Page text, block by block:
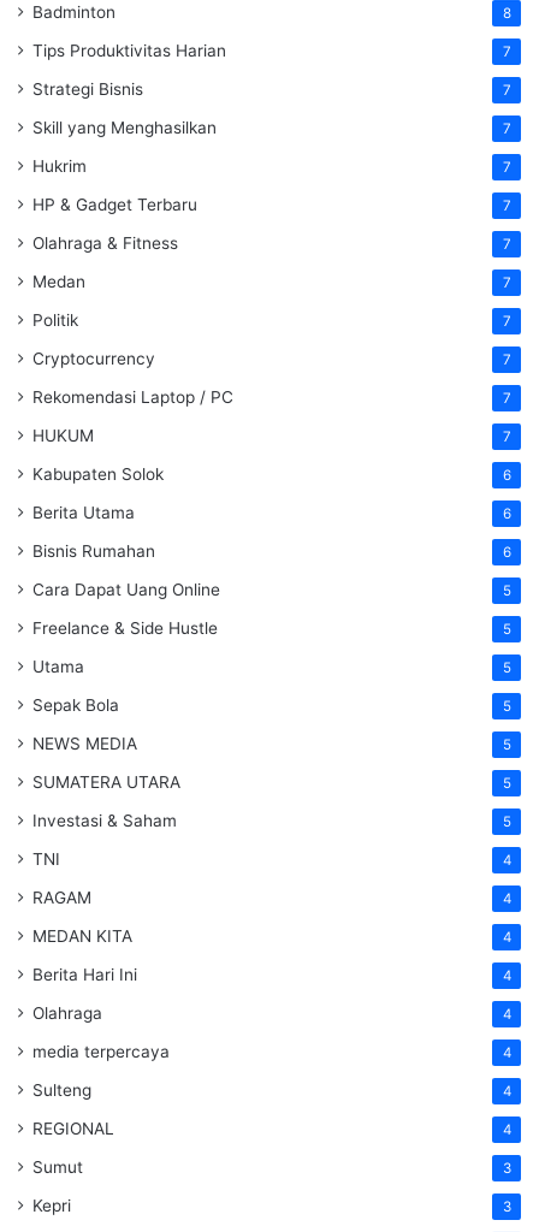
Badminton 8
Tips Produktivitas Harian 7
Strategi Bisnis 7
Skill yang Menghasilkan 7
Hukrim 7
HP & Gadget Terbaru 7
Olahraga & Fitness 7
Medan 7
Politik 7
Cryptocurrency 7
Rekomendasi Laptop / PC 7
HUKUM 7
Kabupaten Solok 6
Berita Utama 6
Bisnis Rumahan 6
Cara Dapat Uang Online 5
Freelance & Side Hustle 5
Utama 5
Sepak Bola 5
NEWS MEDIA 5
SUMATERA UTARA 5
Investasi & Saham 5
TNI 4
RAGAM 4
MEDAN KITA 4
Berita Hari Ini 4
Olahraga 4
media terpercaya 4
Sulteng 4
REGIONAL 4
Sumut 3
Kepri 3